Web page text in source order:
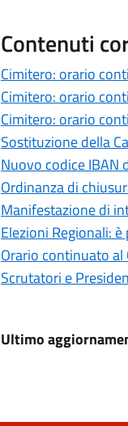
Contenuti
Cimitero: orario
Cimitero: orario
Cimitero: orario
Sostituzione della
Nuovo codice IBAN
Ordinanza di
Manifestazione di
Elezioni Regionali:
Orario continuato
Scrutatori e
Ultimo